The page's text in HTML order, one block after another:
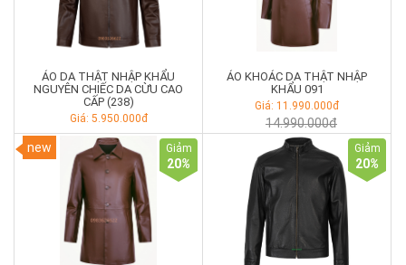
ÁO DA THẬT NHẬP KHẨU
NGUYÊN CHIẾC DA CỪU CAO
CẤP (238)
Giá: 5.950.000đ
ÁO KHOÁC DA THẬT NHẬP
KHẨU 091
Giá: 11.990.000đ
14.990.000đ
new
Giảm
20%
Giảm
20%